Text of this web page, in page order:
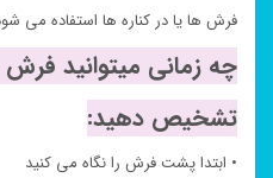
فرش ها یا در کناره ها استفاده می
تشخیص دهید:
• ابتدا پشت فرش را نگاه می کنید